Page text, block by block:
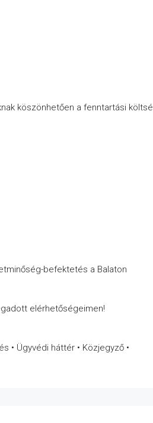
köszönhetően a fenntartási
befektetés a Balaton
elérhetőségeimen!
• Ügyvédi háttér • Közjegyző •